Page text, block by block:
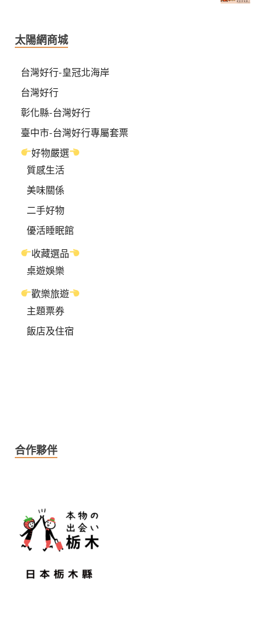
太陽網商城
台灣好行-皇冠北海岸
台灣好行
彰化縣-台灣好行
臺中市-台灣好行專屬套票
好物嚴選
質感生活
美味關係
二手好物
優活睡眠館
收藏選品
桌遊娛樂
歡樂旅遊
主題票券
飯店及住宿
合作夥伴